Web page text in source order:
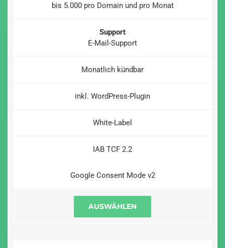
bis 5.000 pro Domain und pro Monat
Support
E-Mail-Support
Monatlich kündbar
inkl. WordPress-Plugin
White-Label
IAB TCF 2.2
Google Consent Mode v2
AUSWÄHLEN